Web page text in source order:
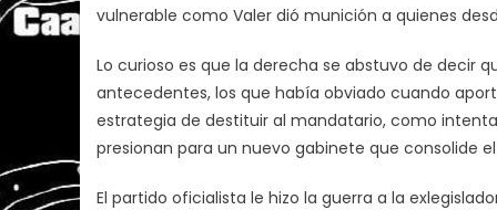
vulnerable como Valer dió munición a quienes
Lo curioso es que la derecha se abstuvo de decir
antecedentes, los que había obviado cuando
estrategia de destituir al mandatario, como
presionan para un nuevo gabinete que consolide
El partido oficialista le hizo la guerra a la